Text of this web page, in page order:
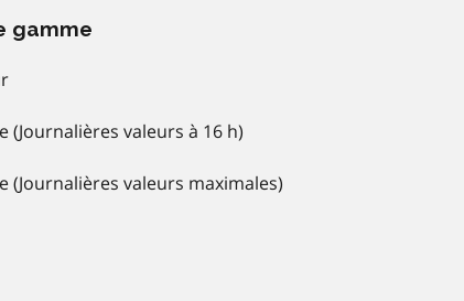
gamme
(Journalières valeurs à 16 h)
(Journalières valeurs maximales)